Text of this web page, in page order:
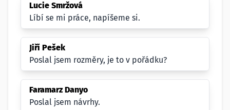
Lucie Smržová
Líbí se mi práce, napíšeme si.
Jiří Pešek
Poslal jsem rozměry, je to v pořádku?
Faramarz Danyo
Poslal jsem návrhy.